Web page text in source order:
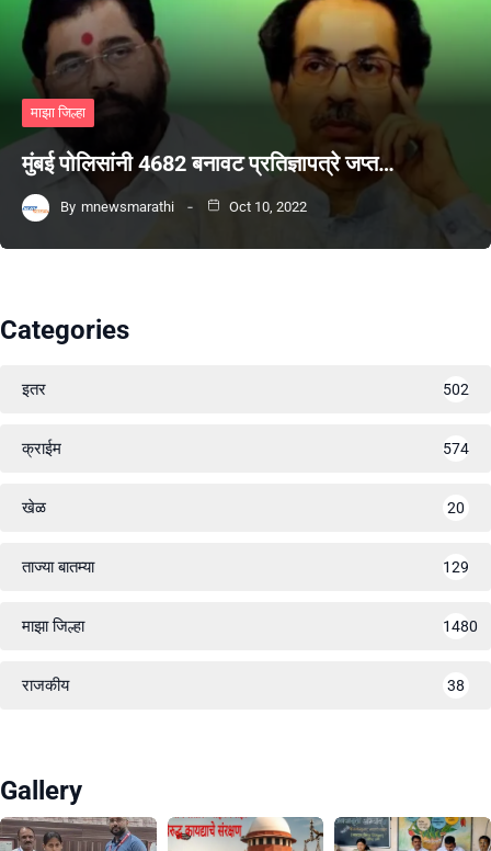
माझा जिल्हा
मुंबई पोलिसांनी 4682 बनावट प्रतिज्ञापत्रे जप्त…
By mnewsmarathi Oct 10, 2022
Categories
इतर 502
क्राईम 574
खेळ 20
ताज्या बातम्या 129
माझा जिल्हा 1480
राजकीय 38
Gallery